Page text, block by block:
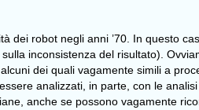
dei robot negli anni ’70. In questo
inconsistenza del risultato).
dei quali vagamente simili a
analizzati, in parte, con le
anche se possono vagamente